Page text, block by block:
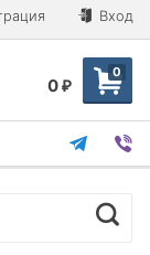
Вход
0
0 ₽